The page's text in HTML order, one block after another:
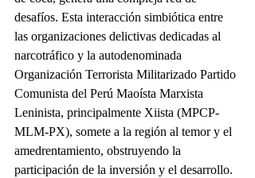
desafíos. Esta interacción simbiótica entre
las organizaciones delictivas dedicadas al
narcotráfico y la autodenominada
Organización Terrorista Militarizado Partido
Comunista del Perú Maoísta Marxista
Leninista, principalmente Xiista (MPCP-
MLM-PX), somete a la región al temor y el
amedrentamiento, obstruyendo la
participación de la inversión y el desarrollo.